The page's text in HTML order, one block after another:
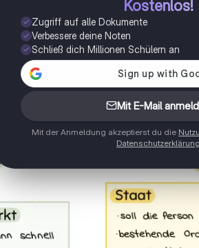
Kostenlos!
Zugriff auf alle Dokumente
Verbessere deine Noten
Schließ dich Millionen Schülern an
Mit E-Mail
Mit der Anmeldung akzeptierst du die
Datenschutzerklärung